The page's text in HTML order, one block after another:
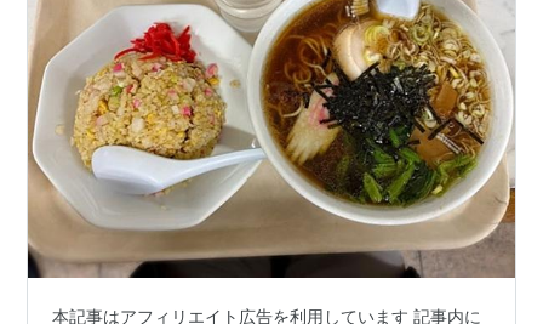
本記事はアフィリエイト広告を利用しています 記事内に